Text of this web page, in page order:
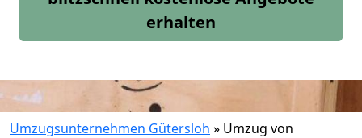
erhalten
Umzugsunternehmen Gütersloh » Umzug von